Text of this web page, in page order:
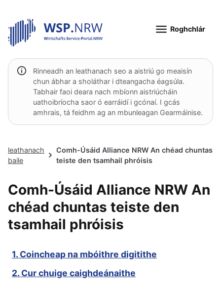
Roghchlár
Rinneadh an leathanach seo a aistriú go meaisín
chun ábhar a sholáthar i dteangacha éagsúla.
Tabhair faoi deara nach mbíonn aistriúcháin
uathoibríocha saor ó earráidí i gcónaí. I gcás
amhrais, tá feidhm ag an mbunleagan Gearmáinise.
leathanach
baile
Comh-Úsáid Alliance NRW An chéad chuntas
teiste den tsamhail phróisis
Comh-Úsáid Alliance NRW An
chéad chuntas teiste den
tsamhail phróisis
1. Coincheap na mbóithre digitithe
2. Cur chuige caighdeánaithe